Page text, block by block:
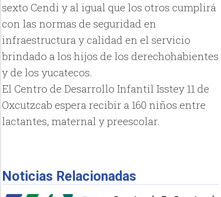
sexto Cendi y al igual que los otros cumplirá
con las normas de seguridad en
infraestructura y calidad en el servicio
brindado a los hijos de los derechohabientes
y de los yucatecos.
El Centro de Desarrollo Infantil Isstey 11 de
Oxcutzcab espera recibir a 160 niños entre
lactantes, maternal y preescolar.
Noticias Relacionadas